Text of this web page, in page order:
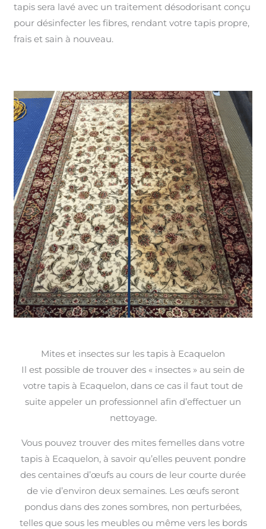
tapis sera lavé avec un traitement désodorisant conçu
pour désinfecter les fibres, rendant votre tapis propre,
frais et sain à nouveau.
Mites et insectes sur les tapis à Ecaquelon
Il est possible de trouver des « insectes » au sein de
votre tapis à Ecaquelon, dans ce cas il faut tout de
suite appeler un professionnel afin d’effectuer un
nettoyage.
Vous pouvez trouver des mites femelles dans votre
tapis à Ecaquelon, à savoir qu’elles peuvent pondre
des centaines d’œufs au cours de leur courte durée
de vie d’environ deux semaines. Les œufs seront
pondus dans des zones sombres, non perturbées,
telles que sous les meubles ou même vers les bords